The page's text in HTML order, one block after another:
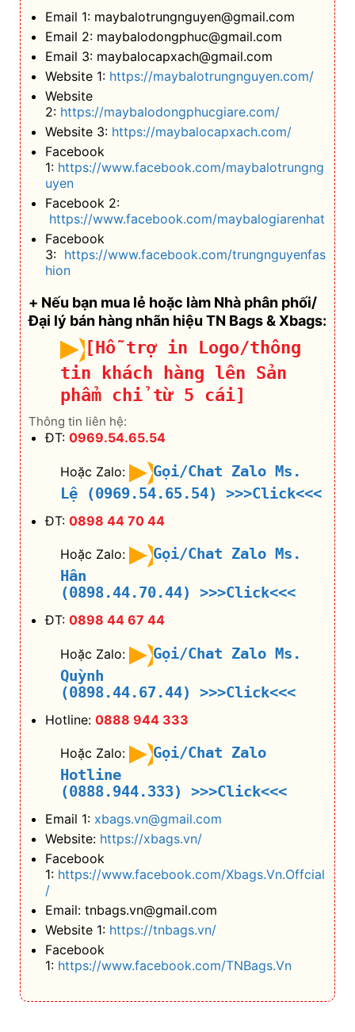
Email 1: maybalotrungnguyen@gmail.com
Email 2: maybalodongphuc@gmail.com
Email 3: maybalocapxach@gmail.com
Website 1: https://maybalotrungnguyen.com/
Website
2: https://maybalodongphucgiare.com/
Website 3: https://maybalocapxach.com/
Facebook
1: https://www.facebook.com/maybalotrungng
uyen
Facebook 2:
https://www.facebook.com/maybalogiarenhat
Facebook
3: https://www.facebook.com/trungnguyenfas
hion
+ Nếu bạn mua lẻ hoặc làm Nhà phân phối/
Đại lý bán hàng nhãn hiệu TN Bags & Xbags:
[Hỗ trợ in Logo/thông
tin khách hàng lên Sản
phẩm chỉ từ 5 cái]
Thông tin liên hệ:
ĐT: 0969.54.65.54
Hoặc Zalo:
Gọi/Chat Zalo Ms.
Lệ (0969.54.65.54)
>>>Click<<<
ĐT: 0898 44 70 44
Hoặc Zalo:
Gọi/Chat Zalo Ms.
Hân
(0898.44.70.44)
>>>Click<<<
ĐT: 0898 44 67 44
Hoặc Zalo:
Gọi/Chat Zalo Ms.
Quỳnh
(0898.44.67.44)
>>>Click<<<
Hotline: 0888 944 333
Hoặc Zalo:
Gọi/Chat Zalo
Hotline
(0888.944.333)
>>>Click<<<
Email 1: xbags.vn@gmail.com
Website: https://xbags.vn/
Facebook
1: https://www.facebook.com/Xbags.Vn.Offcial
/
Email: tnbags.vn@gmail.com
Website 1: https://tnbags.vn/
Facebook
1: https://www.facebook.com/TNBags.Vn